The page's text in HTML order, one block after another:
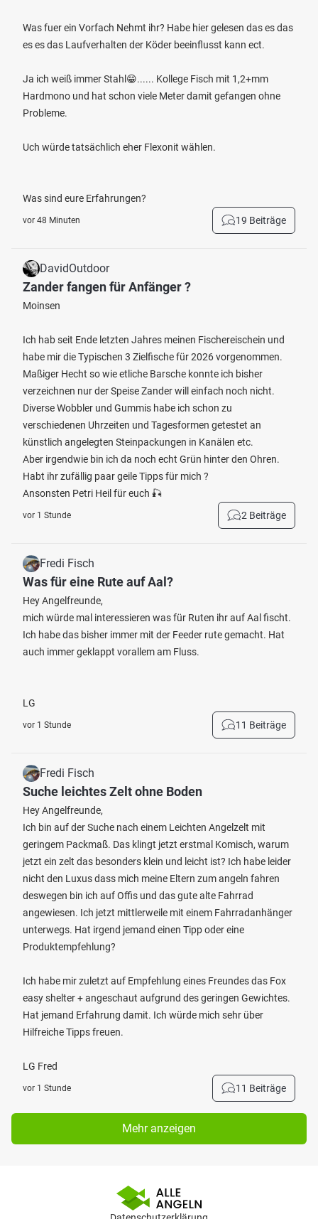
Was fuer ein Vorfach Nehmt ihr? Habe hier gelesen das es das
es es das Laufverhalten der Köder beeinflusst kann ect.
Ja ich weiß immer Stahl😁...... Kollege Fisch mit 1,2+mm
Hardmono und hat schon viele Meter damit gefangen ohne
Probleme.
Uch würde tatsächlich eher Flexonit wählen.
Was sind eure Erfahrungen?
vor 48 Minuten 19 Beiträge
DavidOutdoor
Zander fangen für Anfänger ?
Moinsen
Ich hab seit Ende letzten Jahres meinen Fischereischein und
habe mir die Typischen 3 Zielfische für 2026 vorgenommen.
Maßiger Hecht so wie etliche Barsche konnte ich bisher
verzeichnen nur der Speise Zander will einfach noch nicht.
Diverse Wobbler und Gummis habe ich schon zu
verschiedenen Uhrzeiten und Tagesformen getestet an
künstlich angelegten Steinpackungen in Kanälen etc.
Aber irgendwie bin ich da noch echt Grün hinter den Ohren.
Habt ihr zufällig paar geile Tipps für mich ?
Ansonsten Petri Heil für euch 🎣
vor 1 Stunde 2 Beiträge
Fredi Fisch
Was für eine Rute auf Aal?
Hey Angelfreunde,
mich würde mal interessieren was für Ruten ihr auf Aal fischt.
Ich habe das bisher immer mit der Feeder rute gemacht. Hat
auch immer geklappt vorallem am Fluss.
LG
vor 1 Stunde 11 Beiträge
Fredi Fisch
Suche leichtes Zelt ohne Boden
Hey Angelfreunde,
Ich bin auf der Suche nach einem Leichten Angelzelt mit
geringem Packmaß. Das klingt jetzt erstmal Komisch, warum
jetzt ein zelt das besonders klein und leicht ist? Ich habe leider
nicht den Luxus dass mich meine Eltern zum angeln fahren
deswegen bin ich auf Offis und das gute alte Fahrrad
angewiesen. Ich jetzt mittlerweile mit einem Fahrradanhänger
unterwegs. Hat irgend jemand einen Tipp oder eine
Produktempfehlung?
Ich habe mir zuletzt auf Empfehlung eines Freundes das Fox
easy shelter + angeschaut aufgrund des geringen Gewichtes.
Hat jemand Erfahrung damit. Ich würde mich sehr über
Hilfreiche Tipps freuen.
LG Fred
vor 1 Stunde 11 Beiträge
Mehr anzeigen